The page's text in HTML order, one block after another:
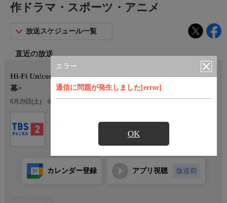
エラー
通信に問題が発生しました[error]
OK
作ドラマ・スポーツ・アニメ
放送スケジュール一覧
直近の放送
Hi-Fi Un!corn デビューショーケース : Over the Rainbow<字
幕>
8月29日(土) 09:40〜10:40
TBSチャンネル2 名作ドラマ・スポ
カレンダー登録 アプリ視聴 放送前